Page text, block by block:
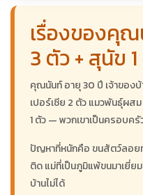
เรื่องของคุ
3 ตัว + สุนัข
คุณนันท์ อายุ 30 ปี เจ้าของ
เปอร์เซีย 2 ตัว แมวพันธุ์ผส
1 ตัว — พวกเขาเป็นครอบครั
ปัญหาที่หนักคือ ขนสัตว์ลอย
ติด แม่ที่เป็นภูมิแพ้ขนมาเยี่ย
บ้านไม่ได้